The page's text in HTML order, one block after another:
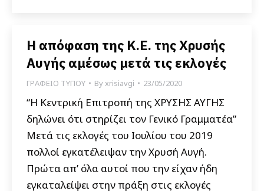
Η απόφαση της Κ.Ε. της Χρυσής
Αυγής αμέσως μετά τις εκλογές
ΓΡΑΦΕΙΟ ΤΥΠΟΥ Byxrisiavgi 23/05/2020
“Η Κεντρική Επιτροπή της ΧΡΥΣΗΣ ΑΥΓΗΣ
δηλώνει ότι στηρίζει τον Γενικό Γραμματέα”
Μετά τις εκλογές του Ιουλίου του 2019
πολλοί εγκατέλειψαν την Χρυσή Αυγή.
Πρώτα απ’ όλα αυτοί που την είχαν ήδη
εγκαταλείψει στην πράξη στις εκλογές